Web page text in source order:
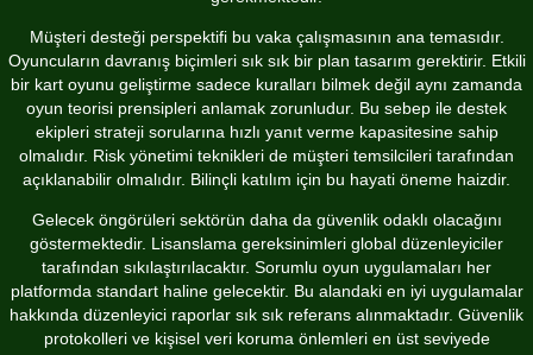
Müşteri desteği perspektifi bu vaka çalışmasının ana temasıdır.
Oyuncuların davranış biçimleri sık sık bir plan tasarım gerektirir. Etkili
bir kart oyunu geliştirme sadece kuralları bilmek değil aynı zamanda
oyun teorisi prensipleri anlamak zorunludur. Bu sebep ile destek
ekipleri strateji sorularına hızlı yanıt verme kapasitesine sahip
olmalıdır. Risk yönetimi teknikleri de müşteri temsilcileri tarafından
açıklanabilir olmalıdır. Bilinçli katılım için bu hayati öneme haizdir.
Gelecek öngörüleri sektörün daha da güvenlik odaklı olacağını
göstermektedir. Lisanslama gereksinimleri global düzenleyiciler
tarafından sıkılaştırılacaktır. Sorumlu oyun uygulamaları her
platformda standart haline gelecektir. Bu alandaki en iyi uygulamalar
hakkında düzenleyici raporlar sık sık referans alınmaktadır. Güvenlik
protokolleri ve kişisel veri koruma önlemleri en üst seviyede